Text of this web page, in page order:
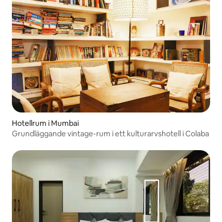
Hotellrum i Mumbai
Grundläggande vintage-rum i ett kulturarvshotell i Colaba